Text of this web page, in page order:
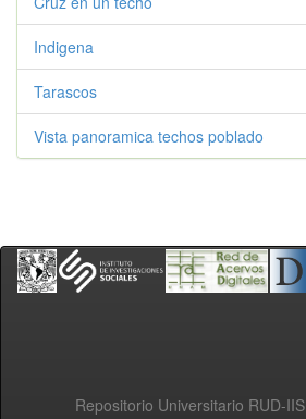
Indigena
Tarascos
Vista panoramica techos poblado
Repositorio Universitario RUD-IIS